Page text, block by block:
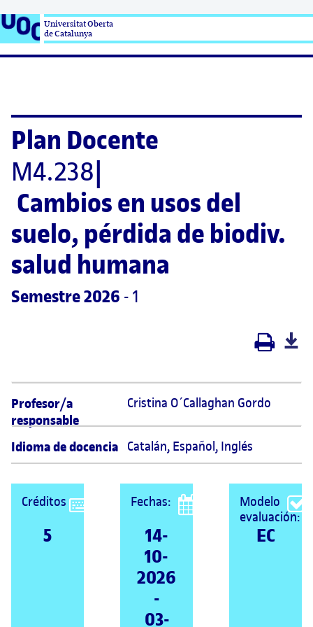
Universitat Oberta
de Catalunya
Plan Docente
M4.238
Cambios en usos del
suelo, pérdida de biodiv.
salud humana
Semestre 2026 - 1
Profesor/a
responsable
Cristina O´Callaghan Gordo
Idioma de docencia Catalán, Español, Inglés
Créditos
5
Fechas:
14-
10-
2026
-
03-
Modelo
evaluación:
EC